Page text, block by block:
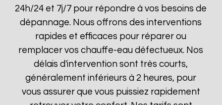
24h/24 et 7j/7 pour répondre à vos besoins de
dépannage. Nous offrons des interventions
rapides et efficaces pour réparer ou
remplacer vos chauffe-eau défectueux. Nos
délais d'intervention sont très courts,
généralement inférieurs à 2 heures, pour
vous assurer que vous puissiez rapidement